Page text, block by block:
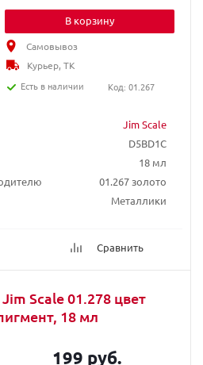
Jim Scale
D5BD1C
18 мл
01.267 золото
Металлики
Сравнить
В корзину
Самовывоз
Курьер, ТК
Есть в наличии
Код: 01.267
Scale 01.278 цвет
18 мл
199 руб.